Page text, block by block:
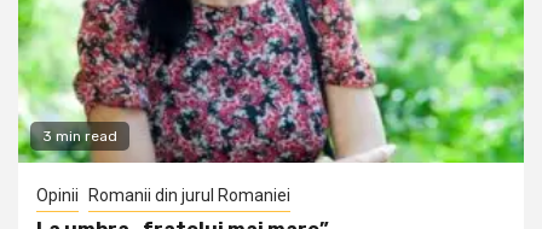
3 min read
Opinii Romanii din jurul Romaniei